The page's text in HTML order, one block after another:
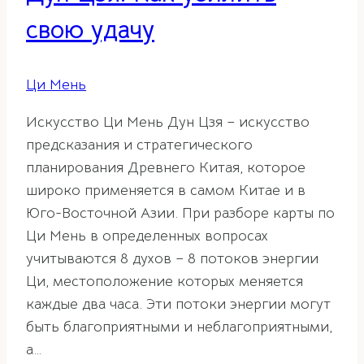
свою удачу
Ци Мень
Искусство Ци Мень Дун Цзя – искусство
предсказания и стратегического
планирования Древнего Китая, которое
широко применяется в самом Китае и в
Юго-Восточной Азии. При разборе карты по
Ци Мень в определенных вопросах
учитываются 8 духов – 8 потоков энергии
Ци, местоположение которых меняется
каждые два часа. Эти потоки энергии могут
быть благоприятными и неблагоприятными,
а…